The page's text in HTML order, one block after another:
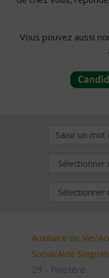
Vous pouvez aussi
Auxiliaire de Vie/
Social/Aide
29 - Finistère